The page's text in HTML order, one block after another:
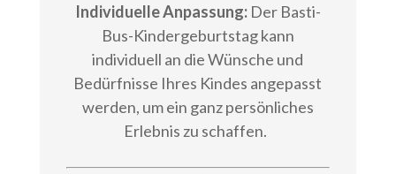
Individuelle Anpassung:Der Basti-
Bus-Kindergeburtstag kann
individuell an die Wünsche und
Bedürfnisse Ihres Kindes angepasst
werden, um ein ganz persönliches
Erlebnis zu schaffen.